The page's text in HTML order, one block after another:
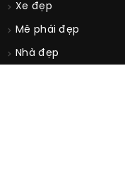
Xe đẹp
Mê phái đẹp
Nhà đẹp